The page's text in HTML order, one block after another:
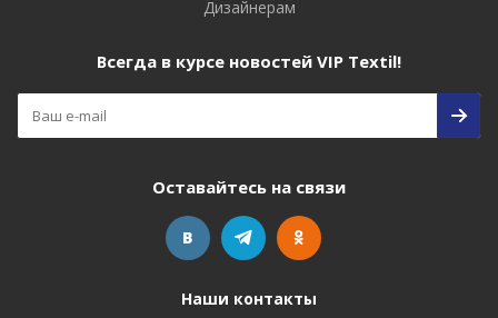
Дизайнерам
Всегда в курсе новостей VIP Textil!
Оставайтесь на связи
Наши контакты